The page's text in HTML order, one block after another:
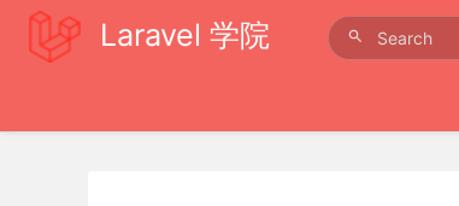
Laravel 学院